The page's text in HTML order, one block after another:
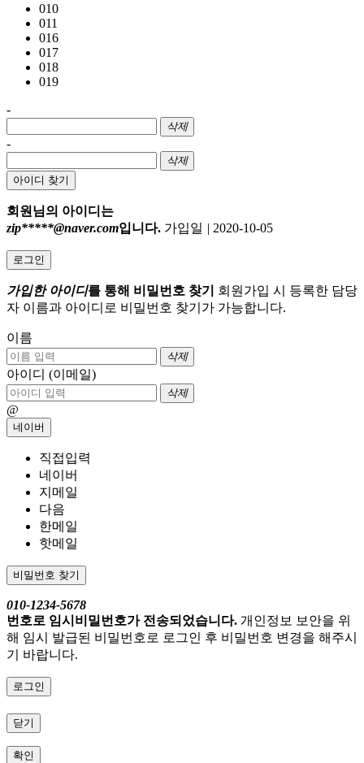
010
011
016
017
018
019
-
삭제
-
삭제
아이디 찾기
회원님의 아이디는
zip*****@naver.com입니다. 가입일 | 2020-10-05
로그인
가입한 아이디를 통해 비밀번호 찾기
회원가입 시 등록한 담당
자 이름과 아이디로 비밀번호 찾기가 가능합니다.
이름
삭제
아이디 (이메일)
삭제
@
네이버
직접입력
네이버
지메일
다음
한메일
핫메일
비밀번호 찾기
010-1234-5678
번호로 임시비밀번호가 전송되었습니다. 개인정보 보안을 위
해 임시 발급된 비밀번호로 로그인 후 비밀번호 변경을 해주시
기 바랍니다.
로그인
닫기
확인